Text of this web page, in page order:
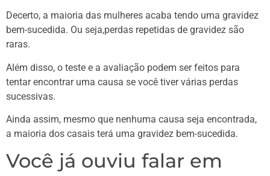
Decerto, a maioria das mulheres acaba tendo uma gravidez
bem-sucedida. Ou seja,perdas repetidas de gravidez são
raras.
Além disso, o teste e a avaliação podem ser feitos para
tentar encontrar uma causa se você tiver várias perdas
sucessivas.
Ainda assim, mesmo que nenhuma causa seja encontrada,
a maioria dos casais terá uma gravidez bem-sucedida.
Você já ouviu falar em